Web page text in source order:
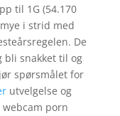
til 1G (54.170
i strid med
De
bli snakket til og
spørsmålet for
utvelgelse og
porn